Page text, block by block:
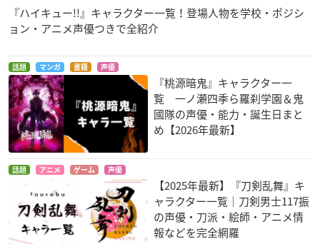
『ハイキュー!!』キャラクター一覧！登場人物を学校・ポジシ
ョン・アニメ声優つきで全紹介
話題 マンガ 書籍 声優
『桃源暗鬼』キャラクター一
覧 一ノ瀬四季ら羅刹学園＆鬼
國隊の声優・能力・誕生日まと
め【2026年最新】
話題 アニメ ゲーム 声優
【2025年最新】『刀剣乱舞』キ
ャラクター一覧｜刀剣男士117振
の声優・刀派・絵師・アニメ情
報などを完全網羅